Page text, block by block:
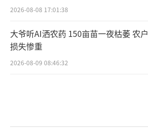
2026-08-08 17:01:38
大爷听AI洒农药 150亩苗一夜枯萎 农户
损失惨重
2026-08-09 08:46:32